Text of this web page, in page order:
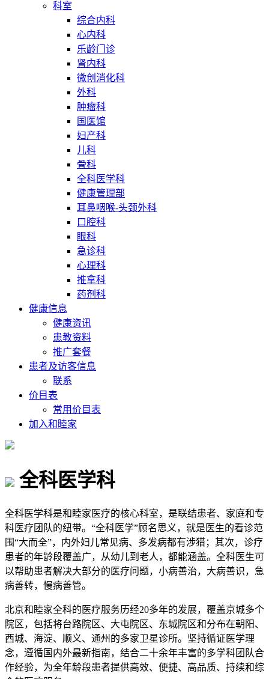
科室
综合内科
心内科
乐龄门诊
肾内科
微创消化科
外科
肿瘤科
国医馆
妇产科
儿科
骨科
全科医学科
健康管理部
耳鼻咽喉-头颈外科
口腔科
眼科
急诊科
心理科
推拿科
药剂科
健康信息
健康资讯
患教资料
推广套餐
患者及访客信息
联系
价目表
常用价目表
加入和睦家
全科医学科
全科医学科是和睦家医疗的核心科室，是联结患者、家庭和专
科医疗团队的纽带。“全科医学”顾名思义，就是医生的看诊范
围“大而全”，内外妇儿常见病、多发病都有涉猎；其次，诊疗
患者的年龄段覆盖广，从幼儿到老人，都能涵盖。全科医生可
以帮助患者解决大部分的医疗问题，小病善治，大病善识，急
病善转，慢病善管。
北京和睦家全科的医疗服务历经20多年的发展，覆盖京城多个
院区，包括将台路院区、大屯院区、东城院区和分布在朝阳、
西城、海淀、顺义、通州的多家卫星诊所。坚持循证医学理
念，遵循国内外最新指南，结合二十余年丰富的多学科团队合
作经验，为全年龄段患者提供高效、便捷、高品质、持续和综